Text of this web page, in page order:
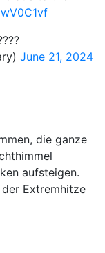
June 21, 2024
die ganze
aufsteigen.
Extremhitze